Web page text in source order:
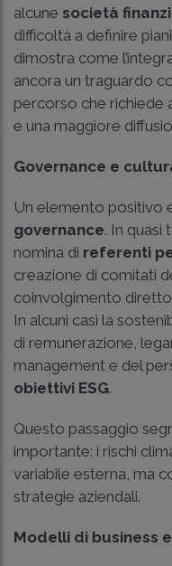
alcune società
difficoltà a definire
dimostra come
ancora un traguardo
percorso che
e una maggiore
Governance e
Un elemento positivo
governance. In quasi
nomina di referenti
creazione di comitati
coinvolgimento diretto
In alcuni casi la
di remunerazione,
management e del
obiettivi ESG.
Questo passaggio
importante: i rischi
variabile esterna, ma
strategie aziendali.
Modelli di business